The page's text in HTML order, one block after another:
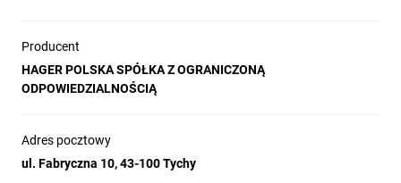
Producent
HAGER POLSKA SPÓŁKA Z OGRANICZONĄ
ODPOWIEDZIALNOŚCIĄ
Adres pocztowy
ul. Fabryczna 10, 43-100 Tychy